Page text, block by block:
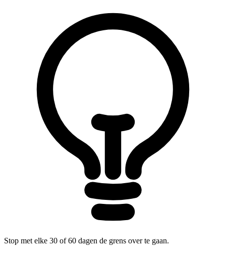
Stop met elke 30 of 60 dagen de grens over te gaan.